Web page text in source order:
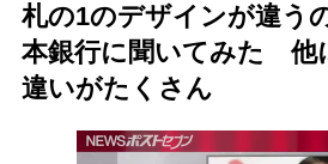
札の1のデザインが違う
本銀行に聞いてみた 他
違いがたくさん